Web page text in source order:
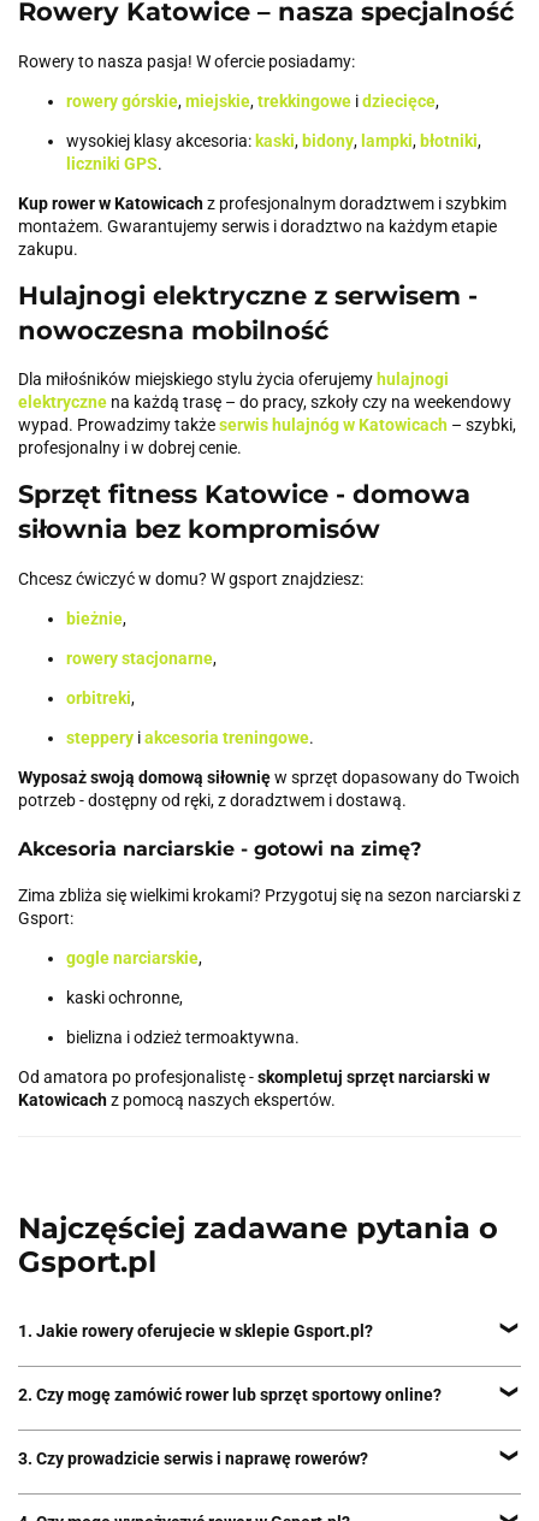
Rowery Katowice – nasza specjalność
Rowery to nasza pasja! W ofercie posiadamy:
rowery górskie,miejskie,trekkingowe idziecięce,
wysokiej klasy akcesoria: kaski, bidony, lampki, błotniki,
liczniki GPS.
Kup rower w Katowicachz profesjonalnym doradztwem i szybkim
montażem. Gwarantujemy serwis i doradztwo na każdym etapie
zakupu.
Hulajnogi elektryczne z serwisem -
nowoczesna mobilność
Dla miłośników miejskiego stylu życia oferujemy hulajnogi
elektryczne na każdą trasę – do pracy, szkoły czy na weekendowy
wypad. Prowadzimy takżeserwis hulajnóg w Katowicach – szybki,
profesjonalny i w dobrej cenie.
Sprzęt fitness Katowice - domowa
siłownia bez kompromisów
Chcesz ćwiczyć w domu? W gsport znajdziesz:
bieżnie,
rowery stacjonarne,
orbitreki,
steppery iakcesoria treningowe.
Wyposaż swoją domową siłownięw sprzęt dopasowany do Twoich
potrzeb - dostępny od ręki, z doradztwem i dostawą.
Akcesoria narciarskie - gotowi na zimę?
Zima zbliża się wielkimi krokami? Przygotuj się na sezon narciarski z
Gsport:
gogle narciarskie,
kaski ochronne,
bielizna i odzież termoaktywna.
Od amatora po profesjonalistę -skompletuj sprzęt narciarski w
Katowicachz pomocą naszych ekspertów.
Najczęściej zadawane pytania o
Gsport.pl
1. Jakie rowery oferujecie w sklepie Gsport.pl?
(e-bike) oraz dziecięce. Nasi doradcy pomogą dobrać odpowiedni
2. Czy mogę zamówić rower lub sprzęt sportowy online?
online z dostawą w całej Polsce. Zamów rower, odzież lub sprzęt
3. Czy prowadzicie serwis i naprawę rowerów?